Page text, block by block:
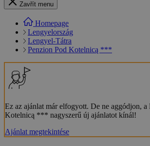
Zavřít menu
Homepage
Lengyelország
Lengyel-Tátra
Penzion Pod Kotelnicą ***
Ez az ajánlat már elfogyott. De ne aggódjon, a
Kotelnicą *** nagyszerű új ajánlatot kínál!
Ajánlat megtekintése